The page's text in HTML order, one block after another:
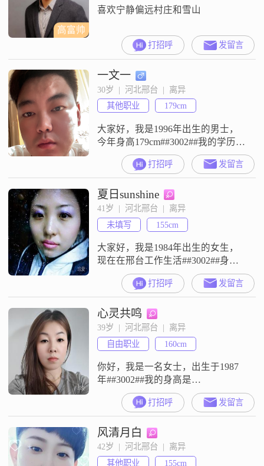
高富帅
喜欢宁静偏远村庄和雪山
打招呼 发留言
一文一
30岁  |  河北邢台  |  离异
其他职业
179cm
大家好，我是1996年出生的男士，
今年身高179cm##3002##我的学历是
大学本科，目前的工作地在邢台，
月收入在8001到12000元这个区间
##3002##关于我的一些个人特征，
身边的人评价我是一个幽默风趣的
人，平时相处起来比较轻松
##3002##同时我也具备责任感强这
个特质，对待事情比较认真
##3002##在与
打招呼 发留言
夏日sunshine
41岁  |  河北邢台  |  离异
未填写
155cm
大家好，我是1984年出生的女生，
现在在邢台工作生活##3002##身高
是155cm，学历是中专，目前的月收
入在3001到5000元之间##3002##我
是一个性格温柔体贴的人，平时也
比较善解人意##3002##生活里我是
一个随和且容易相处的人，性格乐
观积极，待人真诚可靠##3002##我
平时比较注重健康管理，也在认真
打招呼 发留言
心灵共鸣
39岁  |  河北邢台  |  离异
自由职业
160cm
你好，我是一名女士，出生于1987
年##3002##我的身高是
160cm##3002##目前我的月收入在
8001元到12000元之间##3002##我的
工作地点在邢台##3002##我的学历
是高中及以下##3002##关于我的性
格和为人，我是一个善解人意的
人，平时随和易相处##3002##我真
打招呼 发留言
风清月白
42岁  |  河北邢台  |  离异
其他职业
155cm